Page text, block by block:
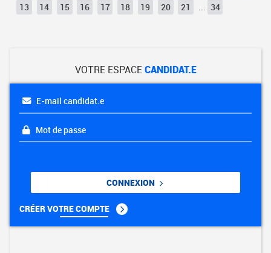
13
14 15 16 17 18 19 20 21 34
VOTRE ESPACECANDIDAT.E
E-mail candidat.e
Mot de passe
CONNEXION
CRÉER VOTRE COMPTE